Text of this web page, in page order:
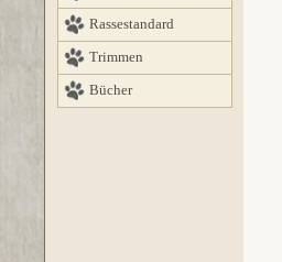
Rassestandard
Trimmen
Bücher